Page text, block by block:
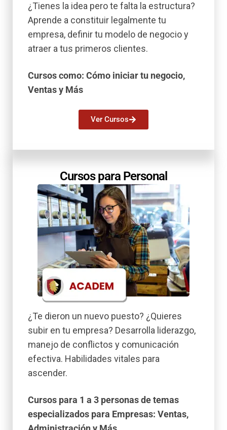
¿Tienes la idea pero te falta la estructura?
Aprende a constituir legalmente tu
empresa, definir tu modelo de negocio y
atraer a tus primeros clientes.
Cursos como: Cómo iniciar tu negocio,
Ventas y Más
Ver Cursos
Cursos para Personal
¿Te dieron un nuevo puesto? ¿Quieres
subir en tu empresa? Desarrolla liderazgo,
manejo de conflictos y comunicación
efectiva. Habilidades vitales para
ascender.
Cursos para 1 a 3 personas de temas
especializados para Empresas: Ventas,